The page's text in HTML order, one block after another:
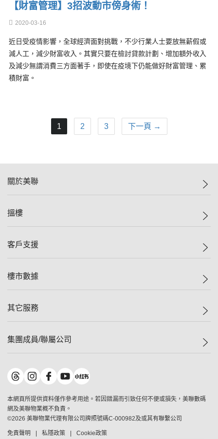
【財富管理】3招波動市傍身術！
2020-03-16
近日受疫情影響，全球經濟面對挑戰，不少行業人士要放無薪假或
減人工，減少財富收入。其實只要在檢討貸款計劃、增加額外收入
及減少無謂消費三方面著手，即使在疫境下仍能做好財富管理、累
積財富。
1 2 3 下一頁 →
關於美聯
美聯集團
人才招募
搵樓
一手新盤
減價
美聯豪宅
獨家樓盤
租盤
客戶支援
自助放盤
查詢熱線
按揭計算機
負擔能力計算機
轉按計算機
繳款方式
樓市數據
樓價指數
歷史成交
屋苑成交排行榜
地區百科
其它服務
屋苑專頁
美聯精英會
美善會
地產代理管理協會
申報已遞交的購樓意向登記
集團成員/聯屬公司
美聯物業
鋑聯控股*
美聯工商舖*
美聯中國
美聯澳門
美聯金融集團
本網頁所提供資料僅作參考用途。若因錯漏而引致任何不便或損失，美聯數碼
網及美聯物業概不負責。
©2026 美聯物業代理有限公司牌照號碼C-000982及或其有聯繫公司
免責聲明 私隱政策 Cookie政策